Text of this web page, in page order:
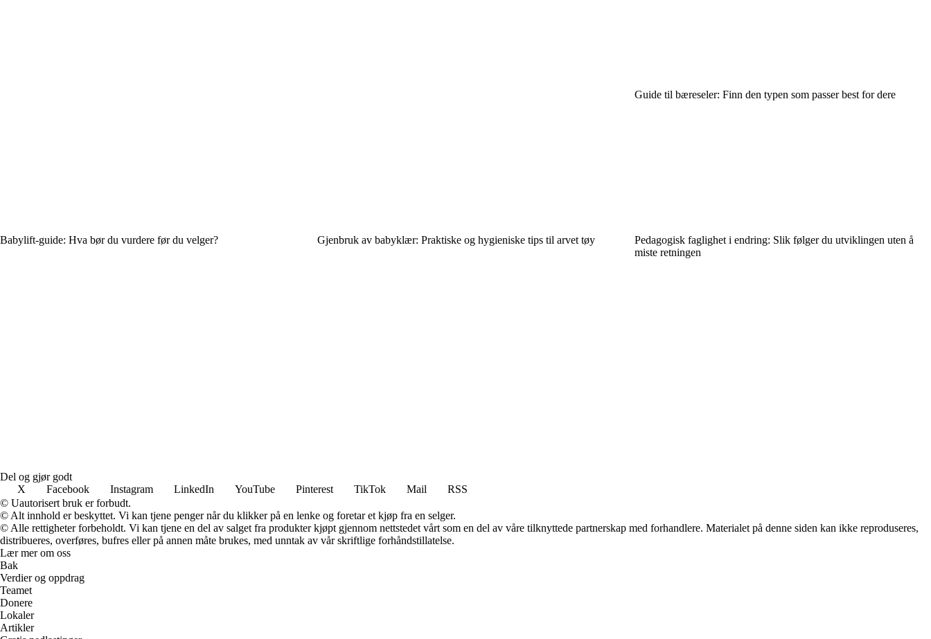
Guide til bæreseler: Finn den typen som passer best for dere
Babylift-guide: Hva bør du vurdere før du velger? Gjenbruk av babyklær: Praktiske og hygieniske tips til arvet tøy
Pedagogisk faglighet i endring: Slik følger du utviklingen uten å
miste retningen
Del og gjør godt
X
Facebook Instagram LinkedIn YouTube Pinterest TikTok Mail
RSS
© Uautorisert bruk er forbudt.
© Alt innhold er beskyttet. Vi kan tjene penger når du klikker på en lenke og foretar et kjøp fra en selger.
© Alle rettigheter forbeholdt. Vi kan tjene en del av salget fra produkter kjøpt gjennom nettstedet vårt som en del av våre tilknyttede partnerskap med forhandlere. Materialet på denne siden kan ikke reproduseres,
distribueres, overføres, bufres eller på annen måte brukes, med unntak av vår skriftlige forhåndstillatelse.
Lær mer om oss
Bak
Verdier og oppdrag
Teamet
Donere
Lokaler
Artikler